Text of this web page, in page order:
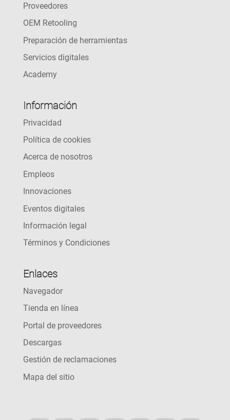
Proveedores
OEM Retooling
Preparación de herramientas
Servicios digitales
Academy
Información
Privacidad
Política de cookies
Acerca de nosotros
Empleos
Innovaciones
Eventos digitales
Información legal
Términos y Condiciones
Enlaces
Navegador
Tienda en línea
Portal de proveedores
Descargas
Gestión de reclamaciones
Mapa del sitio